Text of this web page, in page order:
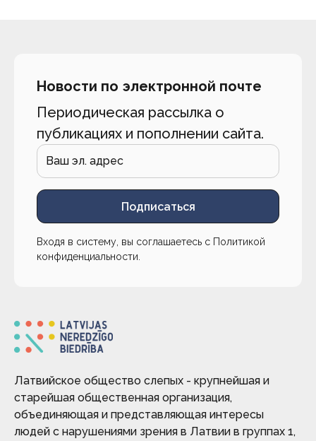
Новости по электронной почте
Периодическая рассылка о
публикациях и пополнении сайта.
Подписаться
Входя в систему, вы соглашаетесь с Политикой
конфиденциальности
Латвийское общество слепых - крупнейшая и
старейшая общественная организация,
объединяющая и представляющая интересы
людей с нарушениями зрения в Латвии в группах 1,